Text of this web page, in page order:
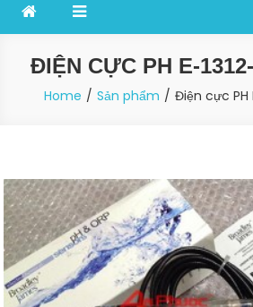
ĐIỆN CỰC PH E-
Home Sản phẩm Điện cực PH